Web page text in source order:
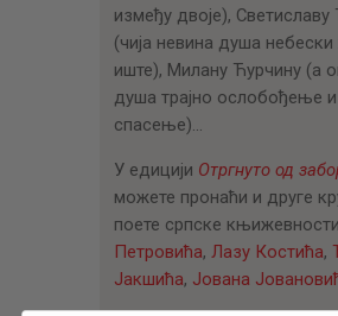
између двоје),
(чија невина душа
иште), Милану Ћурчину (а
душа трајно ослобођење и
спасење)…
У едицији Отргнуто од
можете пронаћи и друге
поете српске
Петровића, Лазу Костића,
Јакшића, Јована